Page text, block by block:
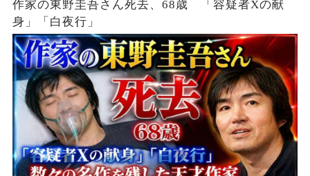
作家の東野圭吾さん死去、68歳 「容疑者Xの献
身」「白夜行」